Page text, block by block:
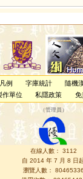
例 字庫統計 隨機
作單位 私隱政策 免
（管理員 ）
在線人數： 3112
自 2014 年 7 月 8 日
瀏覽人數： 80465336